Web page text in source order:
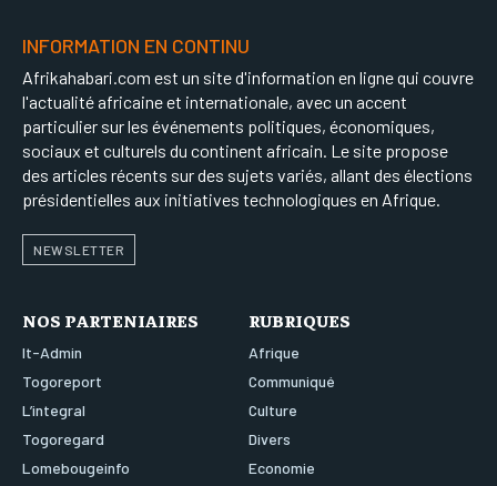
INFORMATION EN CONTINU
Afrikahabari.com est un site d'information en ligne qui couvre
l'actualité africaine et internationale, avec un accent
particulier sur les événements politiques, économiques,
sociaux et culturels du continent africain. Le site propose
des articles récents sur des sujets variés, allant des élections
présidentielles aux initiatives technologiques en Afrique.
NEWSLETTER
NOS PARTENIAIRES
It-Admin
Togoreport
L’integral
Togoregard
Lomebougeinfo
RUBRIQUES
Afrique
Communiqué
Culture
Divers
Economie